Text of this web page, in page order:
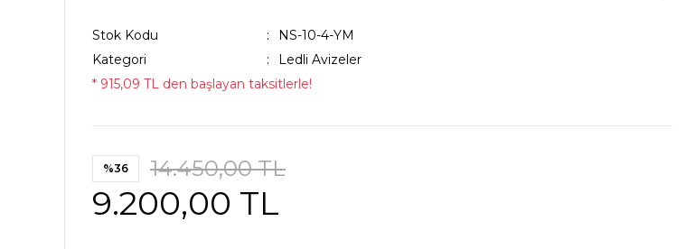
Stok Kodu
NS-10-4-YM
Kategori
Ledli Avizeler
* 915,09 TL den başlayan taksitlerle!
%36 14.450,00 TL
9.200,00 TL